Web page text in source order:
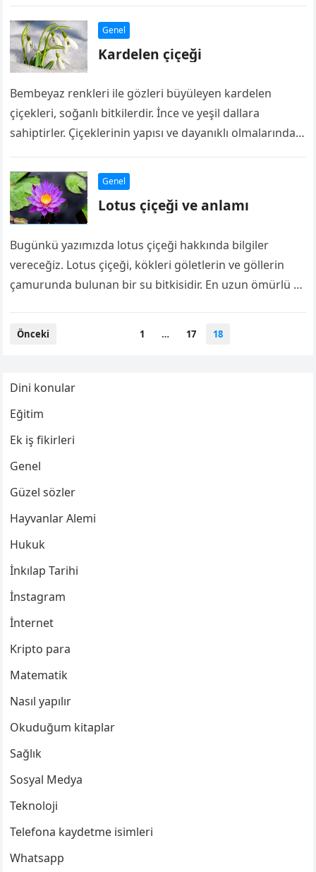
Genel
Kardelen çiçeği
Bembeyaz renkleri ile gözleri büyüleyen kardelen
çiçekleri, soğanlı bitkilerdir. İnce ve yeşil dallara
sahiptirler. Çiçeklerinin yapısı ve dayanıklı olmalarından
Şöyle ki…
Genel
Lotus çiçeği ve anlamı
Bugünkü yazımızda lotus çiçeği hakkında bilgiler
vereceğiz. Lotus çiçeği, kökleri göletlerin ve göllerin
çamurunda bulunan bir su bitkisidir. En uzun ömürlü ve
Yazı
Önceki 1 … 17 18
Dini konular
Eğitim
Ek iş fikirleri
Genel
Güzel sözler
Hayvanlar Alemi
Hukuk
İnkılap Tarihi
İnstagram
İnternet
Kripto para
Matematik
Nasıl yapılır
Okuduğum kitaplar
Sağlık
Sosyal Medya
Teknoloji
Telefona kaydetme isimleri
Whatsapp